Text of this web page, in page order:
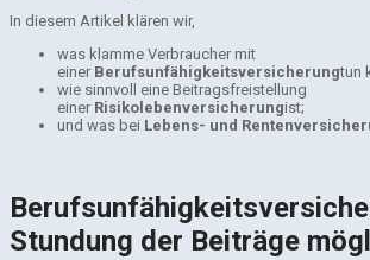
In diesem Artikel klären wir,
was klamme Verbraucher mit
einer Berufsunfähigkeitsversicherungtun
wie sinnvoll eine Beitragsfreistellung
einer Risikolebenversicherungist;
und was bei Lebens- und
Stundung der Beiträge